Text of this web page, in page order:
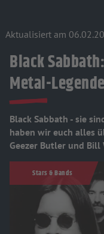
Aktualisiert am
Black
Metal-
Black Sabbath - sie
haben wir euch alles
Geezer Butler und Bill
Stars & Bands